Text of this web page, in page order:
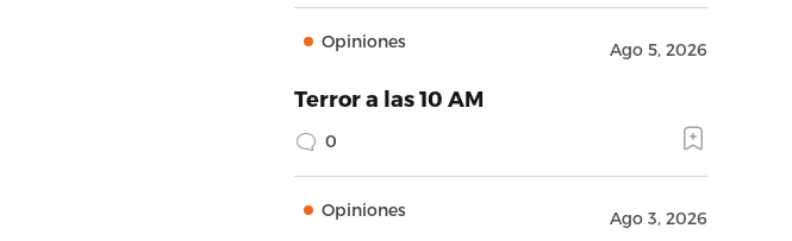
Opiniones Ago 5, 2026
Terror a las 10 AM
0
Opiniones Ago 3, 2026